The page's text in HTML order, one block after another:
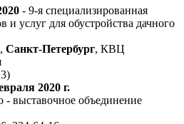
- 9-я специализированная
и услуг для обустройства дачного
Санкт-Петербург, КВЦ
2020 г.
- выставочное объединение